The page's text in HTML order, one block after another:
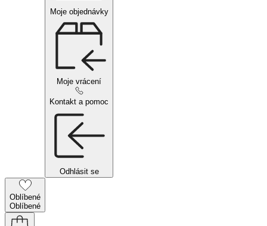
Moje objednávky
Moje vrácení
Kontakt a pomoc
Odhlásit se
Oblíbené
Oblíbené